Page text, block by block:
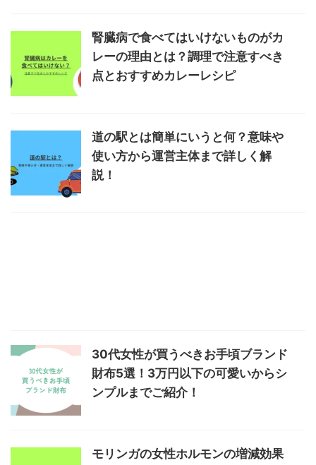
腎臓病で食べてはいけないものがカ
レーの理由とは？調理で注意すべき
点とおすすめカレーレシピ
道の駅とは簡単にいうと何？意味や
使い方から運営主体まで詳しく解
説！
30代女性が買うべきお手頃ブランド
財布5選！3万円以下の可愛いからシ
ンプルまでご紹介！
モリンガの女性ホルモンの増減効果